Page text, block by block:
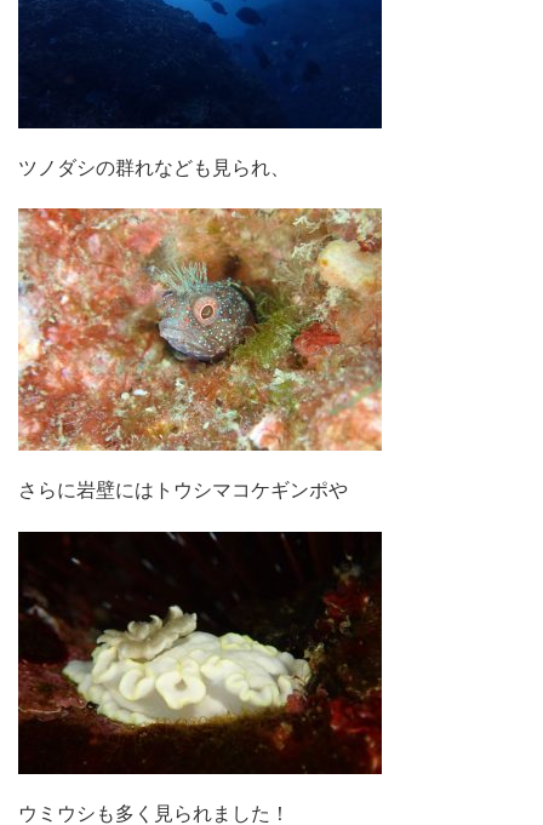
ツノダシの群れなども見られ、
さらに岩壁にはトウシマコケギンポや
ウミウシも多く見られました！